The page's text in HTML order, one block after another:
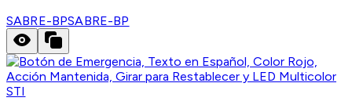
SABRE-BPSABRE-BP
STI